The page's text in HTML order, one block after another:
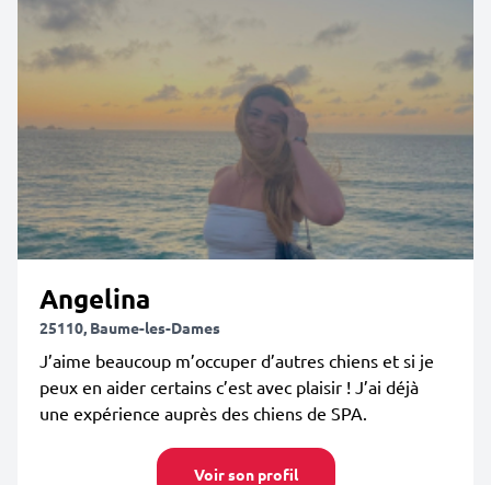
Angelina
25110, Baume-les-Dames
J’aime beaucoup m’occuper d’autres chiens et si je
peux en aider certains c’est avec plaisir ! J’ai déjà
une expérience auprès des chiens de SPA.
Voir son profil